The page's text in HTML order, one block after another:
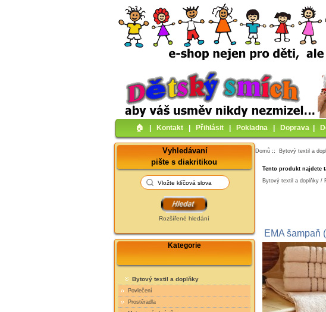
🏠︎ Kontakt Přihlásit Pokladna Doprava
Vyhledávaní
pište s diakritikou
Rozšířené hledání
Kategorie
Bytový textil a doplňky
Povlečení
Prostěradla
Domů :: Bytový textil a
Tento produkt najdete
Bytový textil a doplňky /
EMA šampaň